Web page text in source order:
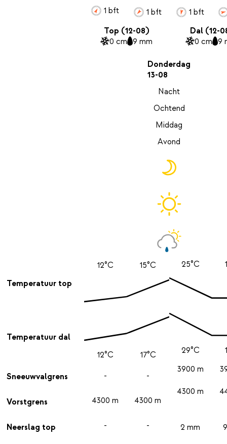
Temperatuur top
Temperatuur dal
Sneeuwvalgrens
Vorstgrens
Neerslag top
1 bft 1 bft
1 bft
Top (12-08)
0 cm 9 mm
Dal (12-
0 cm 9
Donderdag
13-08
Nacht
Ochtend
Middag
Avond
12°C
12°C
-
4300 m
-
15°C
17°C
-
4300 m
-
25°C
29°C
3900 m
4300 m
2 mm